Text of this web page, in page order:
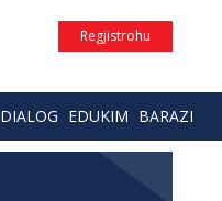
Regjistrohu
DIALOG EDUKIM BARAZI